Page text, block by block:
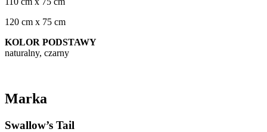
120 cm x 75 cm
KOLOR PODSTAWY
naturalny, czarny
Marka
Swallow’s Tail